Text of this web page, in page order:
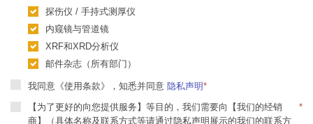
探伤仪 / 手持式测厚仪
内窥镜与管道镜
XRF和XRD分析仪
邮件杂志（所有部门）
我同意《使用条款》，知悉并同意 隐私声明*
【为了更好的向您提供服务】等目的，我们需要向【我们的经销
商】（具体名称及联系方式等请通过隐私声明展示的我们的联系方
*